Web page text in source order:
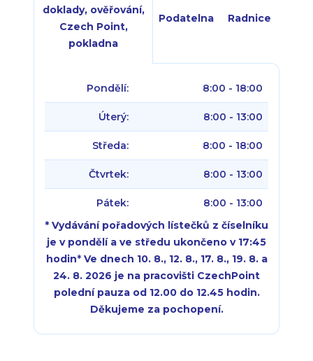
doklady, ověřování,
Czech Point,
pokladna
Podatelna Radnice
Pondělí: 8:00 - 18:00
Úterý: 8:00 - 13:00
Středa: 8:00 - 18:00
Čtvrtek: 8:00 - 13:00
Pátek:
8:00 - 13:00
* Vydávání pořadových lístečků z číselníku
je v pondělí a ve středu ukončeno v 17:45
hodin* Ve dnech 10. 8., 12. 8., 17. 8., 19. 8. a
24. 8. 2026 je na pracovišti CzechPoint
polední pauza od 12.00 do 12.45 hodin.
Děkujeme za pochopení.